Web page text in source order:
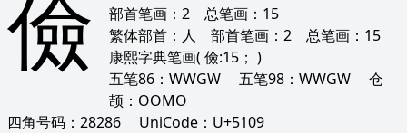
儉 部首笔画： 2 总笔画： 15
繁体部首： 人 部首笔画： 2 总笔画： 15
康熙字典笔画( 儉:15； )
五笔86： WWGW 五笔98： WWGW 仓
颉： OOMO
四角号码： 28286 UniCode： U+5109